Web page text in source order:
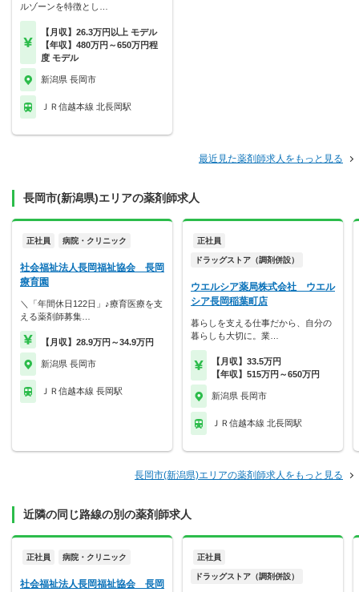
ルゾーンを特徴とし…
【月収】26.3万円以上 モデル
【年収】480万円～650万円程
度 モデル
新潟県 長岡市
ＪＲ信越本線 北長岡駅
最近見た薬剤師求人をもっと見る
長岡市(新潟県)エリアの薬剤師求人
正社員 病院・クリニック
社会福祉法人長岡福祉協会 長岡
療育園
＼「年間休日122日」♪療育医療を支
える薬剤師募集…
【月収】28.9万円～34.9万円
新潟県 長岡市
ＪＲ信越本線 長岡駅
正社員
ドラッグストア（調剤併設）
ウエルシア薬局株式会社 ウエル
シア長岡稲葉町店
暮らしを支える仕事だから、自分の
暮らしも大切に。業…
【月収】33.5万円
【年収】515万円～650万円
新潟県 長岡市
ＪＲ信越本線 北長岡駅
長岡市(新潟県)エリアの薬剤師求人をもっと見る
近隣の同じ路線の別の薬剤師求人
正社員 病院・クリニック
社会福祉法人長岡福祉協会 長岡
正社員
ドラッグストア（調剤併設）